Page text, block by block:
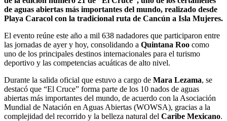
de aguas abiertas más importantes del mundo, realizado desde
Playa Caracol con la tradicional ruta de Cancún a Isla Mujeres.
El evento reúne este año a mil 638 nadadores que participaron entre
las jornadas de ayer y hoy, consolidando a Quintana Roo como
uno de los principales destinos internacionales para el turismo
deportivo y las competencias acuáticas de alto nivel.
Durante la salida oficial que estuvo a cargo de Mara Lezama, se
destacó que “El Cruce” forma parte de los 10 nados de aguas
abiertas más importantes del mundo, de acuerdo con la Asociación
Mundial de Natación en Aguas Abiertas (WOWSA), gracias a la
complejidad del recorrido y la belleza natural del Caribe Mexicano.